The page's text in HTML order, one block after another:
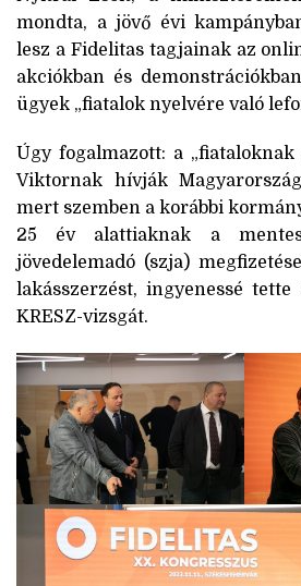
mondta, a jövő évi
lesz a Fidelitas tagjainak az
akciókban és
ügyek „fiatalok nyelvére való
Úgy fogalmazott: a
Viktornak hívják
mert szemben a korábbi
25 év alattiaknak a
jövedelemadó (szja)
lakásszerzést, ingyenessé
KRESZ-vizsgát.